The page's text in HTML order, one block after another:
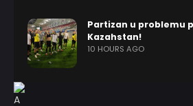
Partizan u problemu
Kazahstan!
10 HOURS AGO